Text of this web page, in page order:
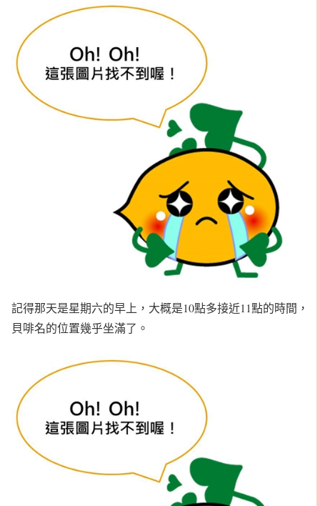
記得那天是星期六的早上，大概是10點多接近11點的時間，
貝啡名的位置幾乎坐滿了。